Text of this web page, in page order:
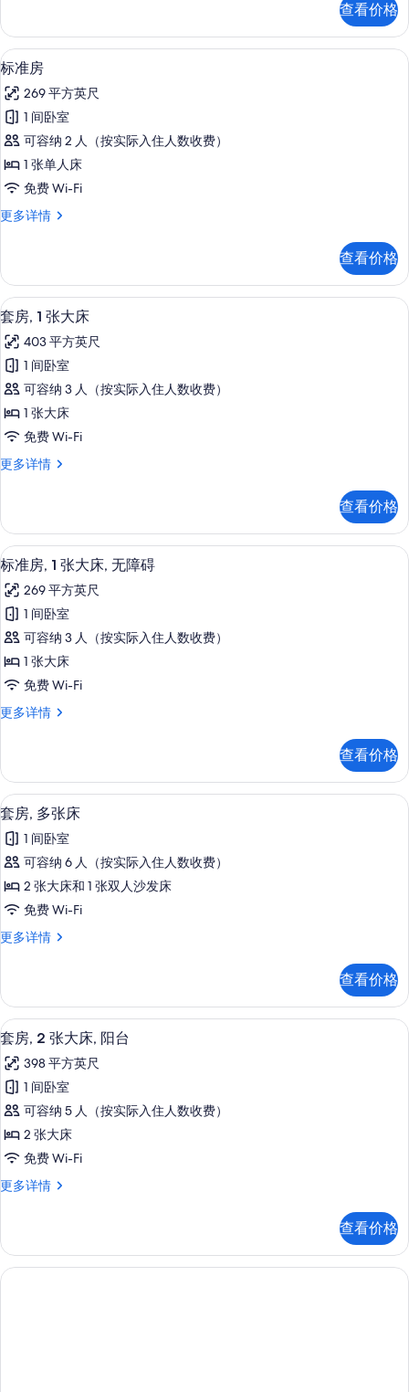
所
有
照
片
大
床
更
信
息
查看价格
显
示
标
准
房
的
有
片
标准房 | 客房内保险箱、办公桌、笔
6
标准房
269 平方英尺
1 间卧室
可容纳 2 人（按实际入住人数收费）
1 张单人床
免费 Wi-Fi
更多详情
标
多
信
息
查看价格
显
示
套
房,
1
张
大
床
所
有
照
片
客房内保险箱、办公桌、笔记本电脑
7
套房, 1 张大床
403 平方英尺
1 间卧室
可容纳 3 人（按实际入住人数收费）
1 张大床
免费 Wi-Fi
更多详情
套
大
床
更
信
息
查看价格
显
示
标
准
房,
1
张
大
无
障
碍
的
所
有
照
片
客房内保险箱、办公桌、笔记本电脑
5
标准房, 1 张大床, 无障碍
269 平方英尺
1 间卧室
可容纳 3 人（按实际入住人数收费）
1 张大床
免费 Wi-Fi
更多详情
标
张
大
床,
障
碍
多
信
查看价格
显
示
套
房,
多
床
所
有
照
片
客房内保险箱、办公桌、笔记本电脑
5
套房, 多张床
1 间卧室
可容纳 6 人（按实际入住人数收费）
2 张大床和 1 张双人沙发床
免费 Wi-Fi
更多详情
套
床
更
多
息
查看价格
显
示
套
房,
2
张
大
床,
台
的
客房内保险箱、办公桌、笔记本电脑
6
套房, 2 张大床, 阳台
398 平方英尺
1 间卧室
可容纳 5 人（按实际入住人数收费）
2 张大床
免费 Wi-Fi
更多详情
套
大
床,
阳
查看价格